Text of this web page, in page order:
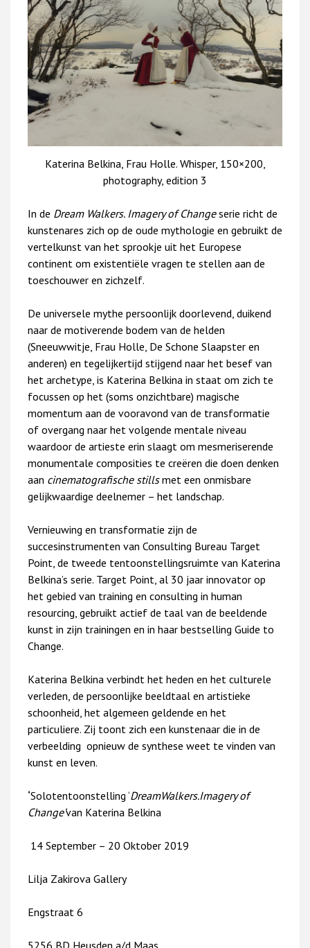
Katerina Belkina, Frau Holle. Whisper, 150×200,
photography, edition 3
In de Dream Walkers. Imagery of Changeserie richt de
kunstenares zich op de oude mythologie en gebruikt de
vertelkunst van het sprookje uit het Europese
continent om existentiële vragen te stellen aan de
toeschouwer en zichzelf.
De universele mythe persoonlijk doorlevend, duikend
naar de motiverende bodem van de helden
(Sneeuwwitje, Frau Holle, De Schone Slaapster en
anderen) en tegelijkertijd stijgend naar het besef van
het archetype, is Katerina Belkina in staat om zich te
focussen op het (soms onzichtbare) magische
momentum aan de vooravond van de transformatie
of overgang naar het volgende mentale niveau
waardoor de artieste erin slaagt om mesmeriserende
monumentale composities te creëren die doen denken
aan cinematografische stillsmet een onmisbare
gelijkwaardige deelnemer – het landschap.
Vernieuwing en transformatie zijn de
succesinstrumenten van Consulting Bureau Target
Point, de tweede tentoonstellingsruimte van Katerina
Belkina’s serie. Target Point, al 30 jaar innovator op
het gebied van training en consulting in human
resourcing, gebruikt actief de taal van de beeldende
kunst in zijn trainingen en in haar bestselling Guide to
Change.
Katerina Belkina verbindt het heden en het culturele
verleden, de persoonlijke beeldtaal en artistieke
schoonheid, het algemeen geldende en het
particuliere. Zij toont zich een kunstenaar die in de
verbeelding opnieuw de synthese weet te vinden van
kunst en leven.
‘Solotentoonstelling ‘DreamWalkers.Imagery of
Change’van Katerina Belkina
14 September – 20 Oktober 2019
Lilja Zakirova Gallery
Engstraat 6
5256 BD Heusden a/d Maas